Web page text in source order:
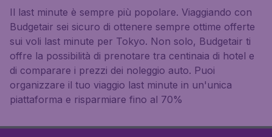
Il last minute è sempre più popolare. Viaggiando con
Budgetair sei sicuro di ottenere sempre ottime offerte
sui voli last minute per Tokyo. Non solo, Budgetair ti
offre la possibilità di prenotare tra centinaia di hotel e
di comparare i prezzi dei noleggio auto. Puoi
organizzare il tuo viaggio last minute in un'unica
piattaforma e risparmiare fino al 70%